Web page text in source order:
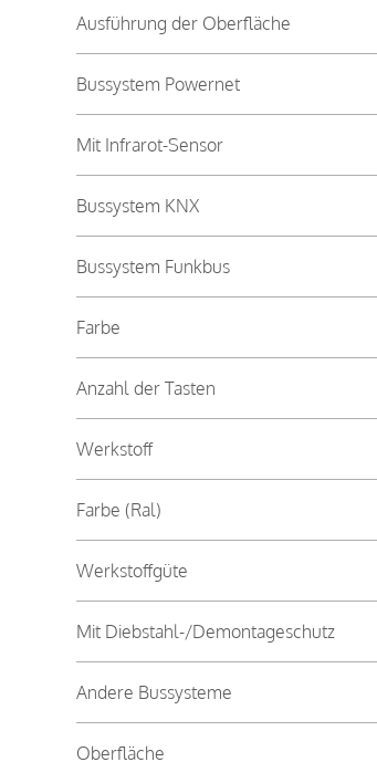
Ausführung der Oberfläche
Bussystem Powernet
Mit Infrarot-Sensor
Bussystem KNX
Bussystem Funkbus
Farbe
Anzahl der Tasten
Werkstoff
Farbe (Ral)
Werkstoffgüte
Mit Diebstahl-/Demontageschutz
Andere Bussysteme
Oberfläche